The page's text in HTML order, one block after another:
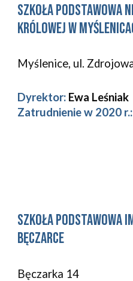
Szkoła Podstawowa
Królowej w
Myślenice, ul.
Dyrektor: Ewa Leśniak
Zatrudnienie w 2020
Szkoła Podstawowa
Bęczarce
Bęczarka 14